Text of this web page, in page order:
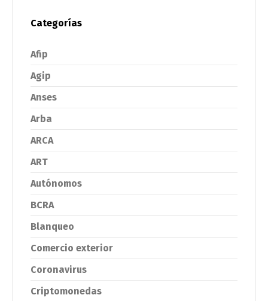
Categorías
Afip
Agip
Anses
Arba
ARCA
ART
Autónomos
BCRA
Blanqueo
Comercio exterior
Coronavirus
Criptomonedas